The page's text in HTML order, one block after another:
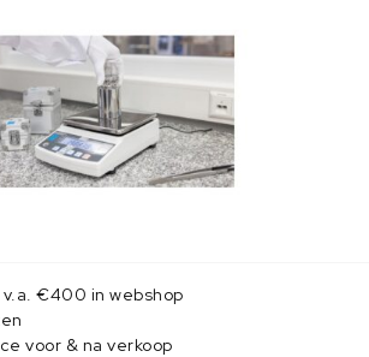
€400 in webshop
voor & na verkoop